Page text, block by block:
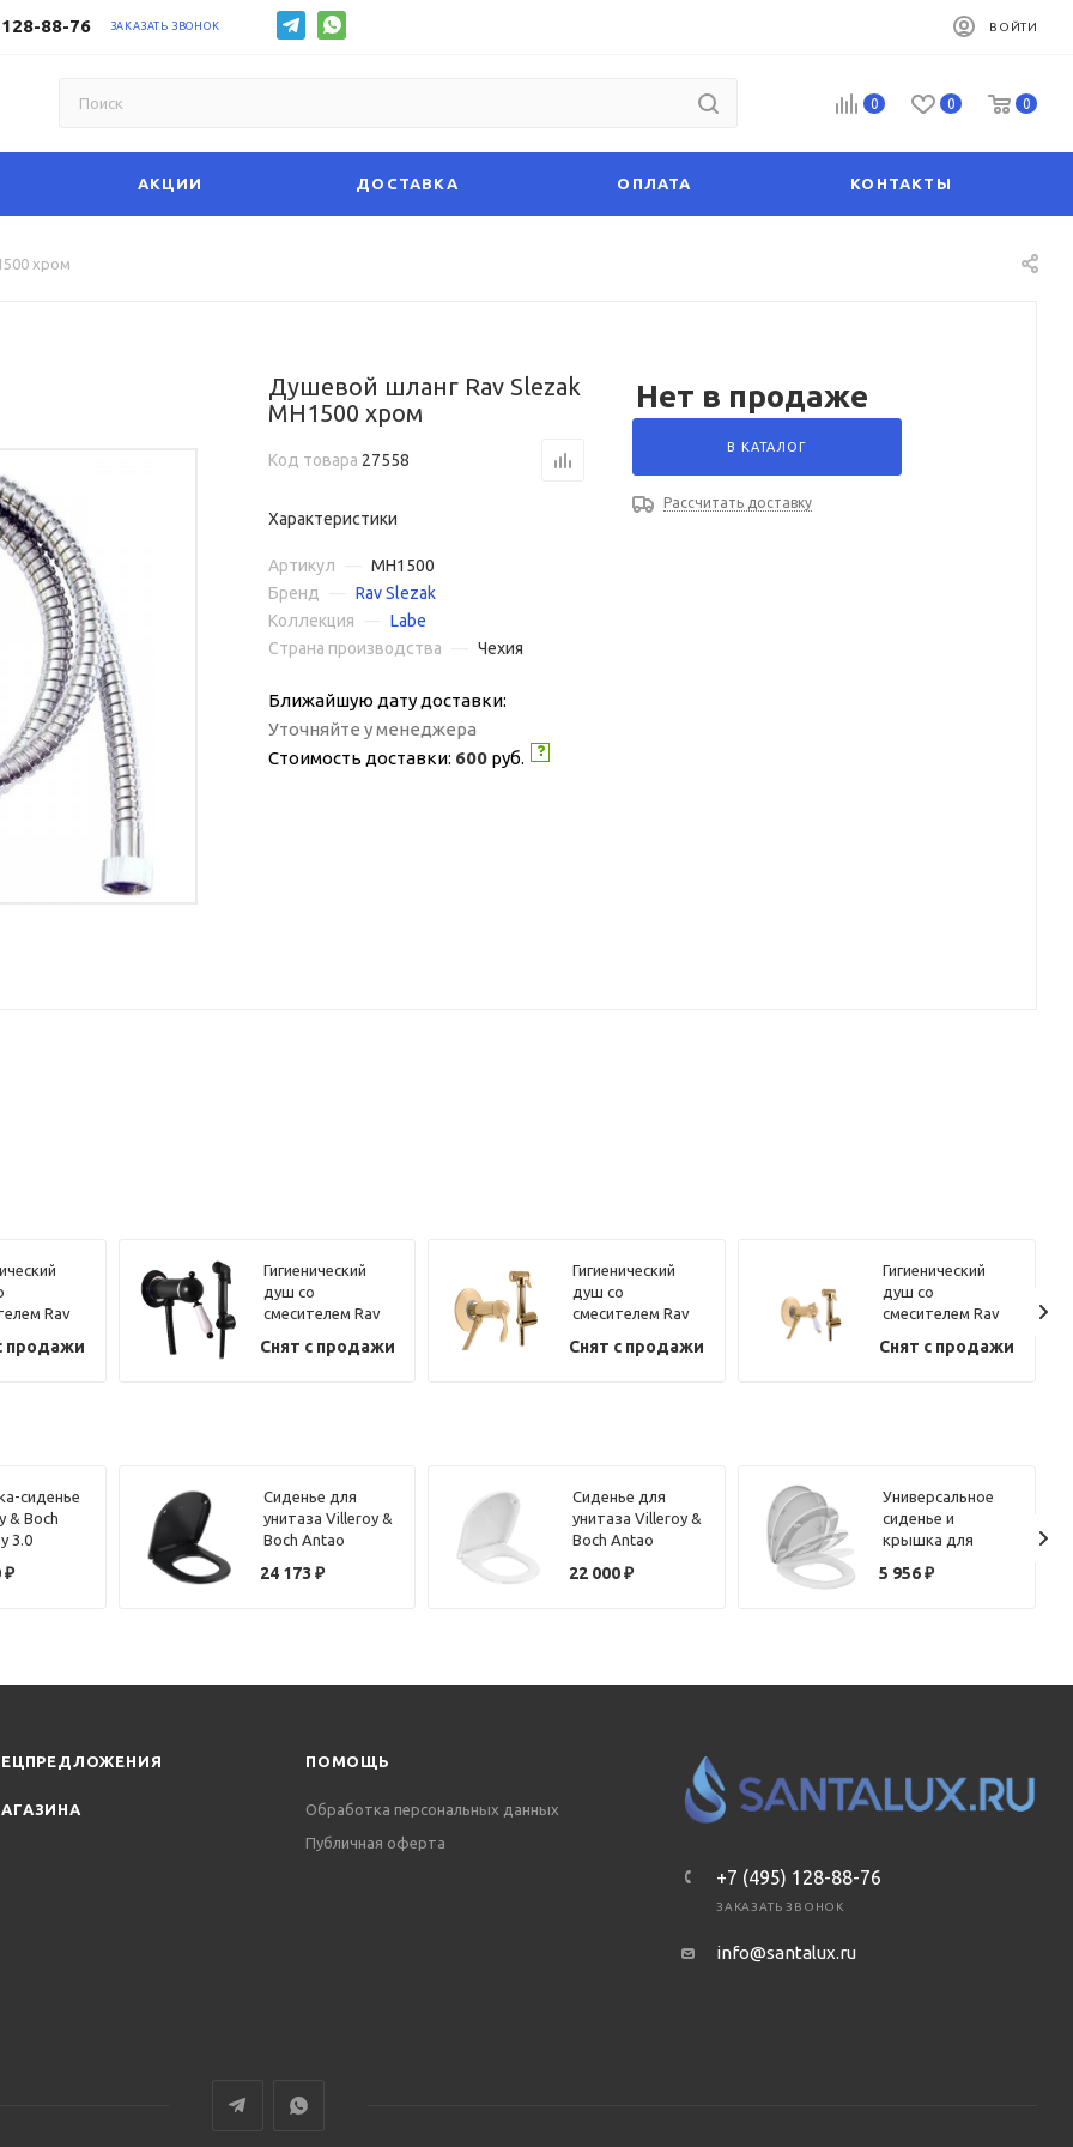
88-76 ЗАКАЗАТЬ ЗВОНОК ВОЙТИ
0 0 0
АКЦИИ ДОСТАВКА ОПЛАТА КОНТАКТЫ
хром
Душевой шланг Rav Slezak
MH1500 хром
Код товара 27558
Характеристики
Артикул
MH1500
Бренд
Rav Slezak
Коллекция
Labe
Страна производства
Чехия
Ближайшую дату доставки:
Уточняйте у менеджера
Стоимость доставки: 600 руб.
Нет в продаже
В КАТАЛОГ
Рассчитать доставку
Rav
хром
продажи
Гигиенический
душ со
смесителем Rav
L547/1CMATC,
Снят с продажи
Гигиенический
душ со
смесителем Rav
L047/1Z, золото
Снят с продажи
Гигиенический
душ со
смесителем Rav
L547/1Z, золото
Снят с продажи
сиденье
& Boch
3.0
₽
Сиденье для
унитаза Villeroy &
Boch Antao
матовый, с
24 173 ₽
Сиденье для
унитаза Villeroy &
Boch Antao
микролифтом
22 000₽
Универсальное
сиденье и
крышка для
овальной формы
5 956₽
ПОМОЩЬ
Обработка персональных данных
Публичная оферта
+7 (495) 128-88-76
ЗАКАЗАТЬ ЗВОНОК
info@santalux.ru